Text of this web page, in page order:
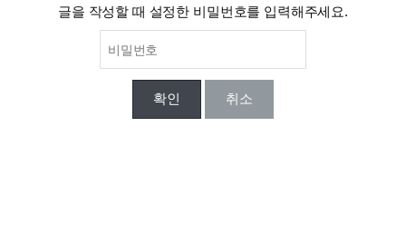
글을 작성할 때 설정한 비밀번호를 입력해주세요.
확인 취소